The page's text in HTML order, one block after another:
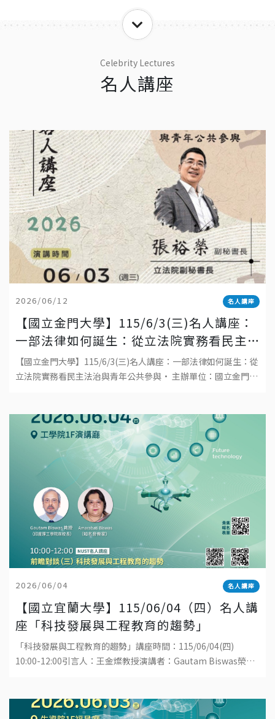
Celebrity Lectures
名人講座
2026/06/12 名人講座
【國立金門大學】115/6/3(三)名人講座：
一部法律如何誕生：從立法院實務看民主
法治與青年公共參與
【國立金門大學】115/6/3(三)名人講座：一部法律如何誕生：從
立法院實務看民主法治與青年公共參與• 主辦單位：國立金門大
2026/06/04 名人講座
【國立宜蘭大學】115/06/04（四）名人講
座「科技發展與工程教育的趨勢」
「科技發展與工程教育的趨勢」講座時間：115/06/04(四)
10:00-12:00引言人：王金燦教授演講者：Gautam Biswas榮譽